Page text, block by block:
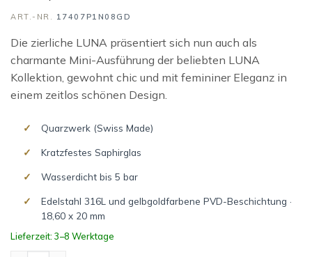
ART.-NR. 17407P1N08GD
Die zierliche LUNA präsentiert sich nun auch als
charmante Mini-Ausführung der beliebten LUNA
Kollektion, gewohnt chic und mit femininer Eleganz in
einem zeitlos schönen Design.
Quarzwerk (Swiss Made)
Kratzfestes Saphirglas
Wasserdicht bis 5 bar
Edelstahl 316L und gelbgoldfarbene PVD-Beschichtung ·
18,60 x 20 mm
Lieferzeit: 3–8 Werktage